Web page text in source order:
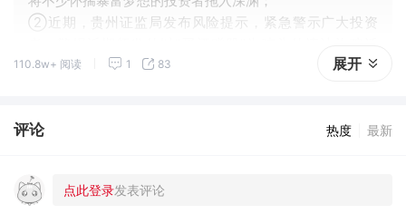
②近期，贵州证监局发布风险提示，紧急警示广大投资
动。
110.8w+ 阅读 1 83 展开
评论 热度 最新